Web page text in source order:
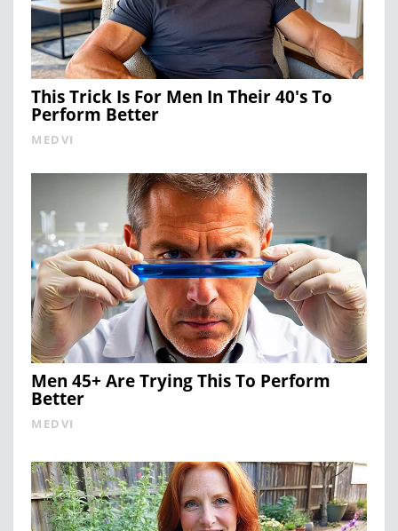
This Trick Is For Men In Their 40's To
Perform Better
MEDVI
Men 45+ Are Trying This To Perform
Better
MEDVI